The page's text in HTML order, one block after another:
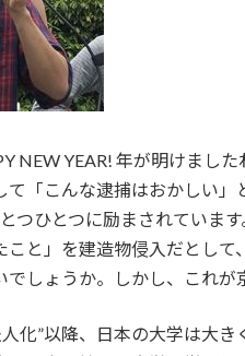
NEW YEAR! 年が明けまし
て「こんな逮捕はおかしい
つひとつに励まされています
と」を建造物侵入だとして
しょうか。しかし、これが
化”以降、日本の大学は大